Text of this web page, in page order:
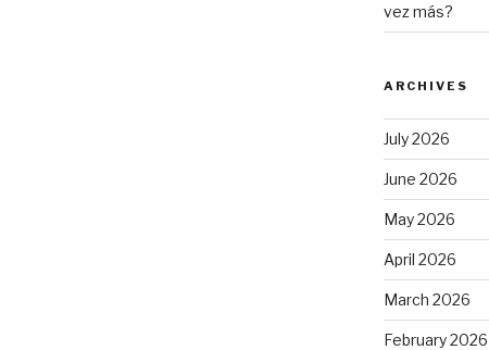
vez más?
ARCHIVES
July 2026
June 2026
May 2026
April 2026
March 2026
February 2026